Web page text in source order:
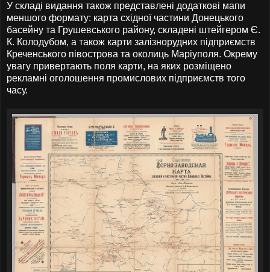
У складі видання також представлені додаткові мапи
меншого формату: карта східної частини Донецького
басейну та Грушевського району, складені штейгером Є.
К. Колодубом, а також карти залізнорудних підприємств
Креченського півострова та околиць Маріуполя. Окрему
увагу привертають поля карти, на яких розміщено
рекламні оголошення промислових підприємств того
часу.